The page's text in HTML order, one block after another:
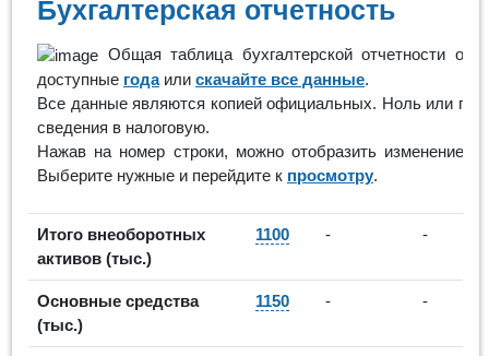
Бухгалтерская отчетность
Общая таблица бухгалтерской отчетности
доступные годаили скачайте все данные.
Все данные являются копией официальных. Ноль или
сведения в налоговую.
Нажав на номер строки, можно отобразить изменение
Выберите нужные и перейдите к просмотру.
Итого внеоборотных
активов (тыс.)
1100 - -
Основные средства
(тыс.)
1150 - -